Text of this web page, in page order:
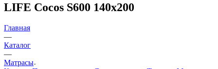
LIFE Cocos S600 140x200
Главная
—
Каталог
—
Матрасы